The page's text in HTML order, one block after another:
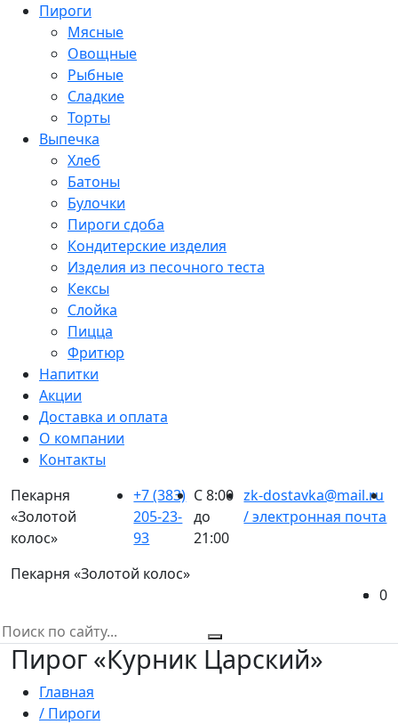
Пироги
Мясные
Овощные
Рыбные
Сладкие
Торты
Выпечка
Хлеб
Батоны
Булочки
Пироги сдоба
Кондитерские изделия
Изделия из песочного теста
Кексы
Слойка
Пицца
Фритюр
Напитки
Акции
Доставка и оплата
О компании
Контакты
Пекарня
«Золотой
колос»
+7 (383)
205-23-
93
С 8:00
до
21:00
zk-dostavka@mail.ru
/ электронная почта
Пекарня «Золотой колос»
0
Пирог «Курник Царский»
Главная
/ Пироги